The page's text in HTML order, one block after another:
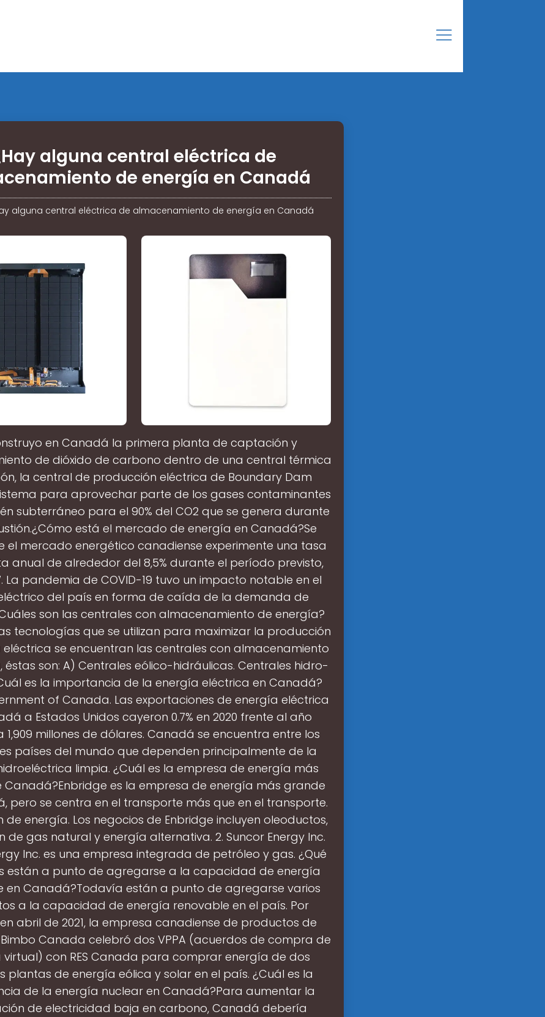
alguna central eléctrica de
de energía en Canadá
alguna central eléctrica de almacenamiento de energía en Canadá
en Canadá la primera planta de captación y
de dióxido de carbono dentro de una central térmica
la central de producción eléctrica de Boundary Dam
para aprovechar parte de los gases contaminantes
subterráneo para el 90% del CO2 que se genera durante
está el mercado de energía en Canadá?Se
el mercado energético canadiense experimente una tasa
anual de alrededor del 8,5% durante el período previsto,
La pandemia de COVID-19 tuvo un impacto notable en el
del país en forma de caída de la demanda de
son las centrales con almacenamiento de energía?
tecnologías que se utilizan para maximizar la producción
se encuentran las centrales con almacenamiento
éstas son: A) Centrales eólico-hidráulicas. Centrales hidro-
es la importancia de la energía eléctrica en Canadá?
of Canada. Las exportaciones de energía eléctrica
a Estados Unidos cayeron 0.7% en 2020 frente al año
1,909 millones de dólares. Canadá se encuentra entre los
países del mundo que dependen principalmente de la
limpia. ¿Cuál es la empresa de energía más
es la empresa de energía más grande
pero se centra en el transporte más que en el transporte.
de energía. Los negocios de Enbridge incluyen oleoductos,
de gas natural y energía alternativa. 2. Suncor Energy Inc.
Inc. es una empresa integrada de petróleo y gas. ¿Qué
están a punto de agregarse a la capacidad de energía
en Canadá?Todavía están a punto de agregarse varios
a la capacidad de energía renovable en el país. Por
abril de 2021, la empresa canadiense de productos de
Canada celebró dos VPPA (acuerdos de compra de
virtual) con RES Canada para comprar energía de dos
plantas de energía eólica y solar en el país. ¿Cuál es la
de la energía nuclear en Canadá?Para aumentar la
de electricidad baja en carbono, Canadá debería